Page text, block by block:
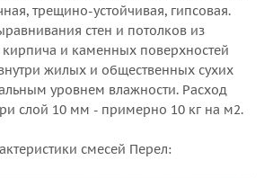
трещино-устойчивая, гипсовая.
стен и потолков из
кирпича и каменных поверхностей
жилых и общественных сухих
уровнем влажности. Расход
слой 10 мм - примерно 10 кг на м2.
смесей Перел: